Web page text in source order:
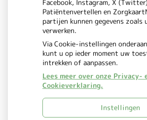
Uw Zorg Online
Privacy verklaring|
Facebook, Instagram, X
Patiëntenvertellen en
partijen kunnen gegevens zoals
verwerken.
Via Cookie-instellingen
kunt u op ieder moment uw
intrekken of aanpassen.
Lees meer over onze Privacy-
Cookieverklaring.
Instellingen